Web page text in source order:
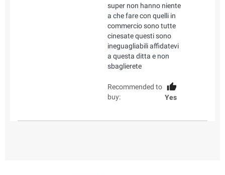
super non hanno niente
a che fare con quelli in
commercio sono tutte
cinesate questi sono
ineguagliabili affidatevi
a questa ditta e non
sbaglierete
Recommended to
buy:
Yes